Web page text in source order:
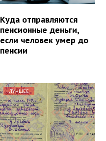
Куда отправляются
пенсионные деньги,
если человек умер до
пенсии
ЛУЧШЕЕ